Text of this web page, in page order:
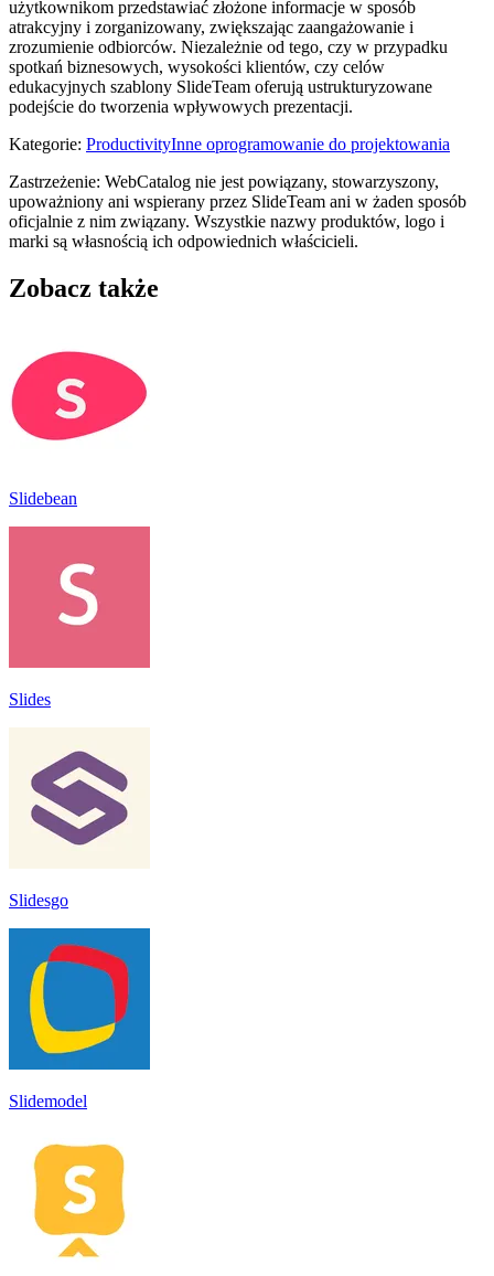
użytkownikom przedstawiać złożone informacje w sposób
atrakcyjny i zorganizowany, zwiększając zaangażowanie i
zrozumienie odbiorców. Niezależnie od tego, czy w przypadku
spotkań biznesowych, wysokości klientów, czy celów
edukacyjnych szablony SlideTeam oferują ustrukturyzowane
podejście do tworzenia wpływowych prezentacji.
Kategorie: ProductivityInne oprogramowanie do projektowania
Zastrzeżenie: WebCatalog nie jest powiązany, stowarzyszony,
upoważniony ani wspierany przez SlideTeam ani w żaden sposób
oficjalnie z nim związany. Wszystkie nazwy produktów, logo i
marki są własnością ich odpowiednich właścicieli.
Zobacz także
Slidebean
Slides
Slidesgo
Slidemodel